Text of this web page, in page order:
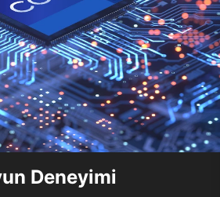
Deneyimi